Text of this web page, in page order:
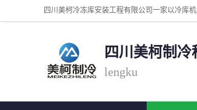
四川美柯制冷
lengku